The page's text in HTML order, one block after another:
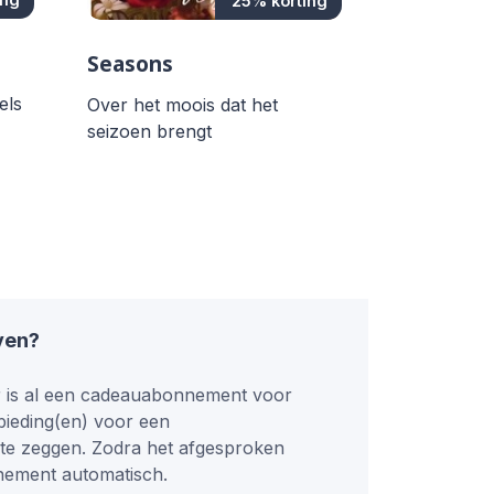
Seasons
Over het moois dat het
seizoen brengt
al een cadeauabonnement voor
voor een
zeggen. Zodra het afgesproken
automatisch.